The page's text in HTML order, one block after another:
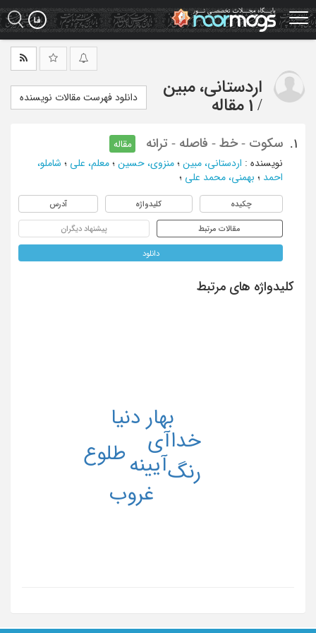
Skip
to
main
اردستانی، مبین
/ 1 مقاله دانلود فهرست مقالات نویسنده
1. سکوت - خط - فاصله - ترانه
مقاله
نویسنده : اردستانی، مبین ؛ منزوی، حسین ؛ معلم، علی ؛ شاملو،
احمد ؛ بهمنی، محمد علی ؛
چکیده کلیدواژه آدرس
مقالات مرتبط پیشنهاد دیگران
دانلود
کلیدواژه های مرتبط
آی
آیینه
بهار
خدا
دنیا
رنگ
طلوع
غروب